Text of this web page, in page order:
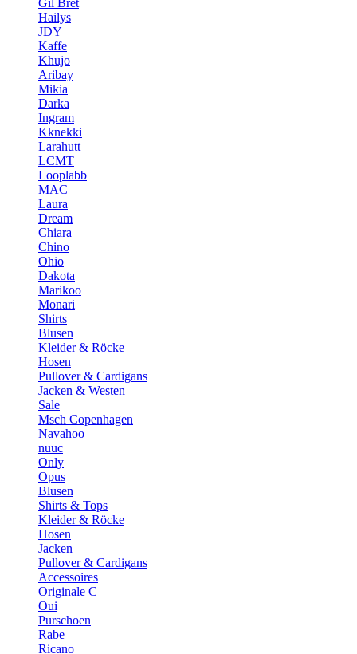
Gil Bret
Hailys
JDY
Kaffe
Khujo
Aribay
Mikia
Darka
Ingram
Kknekki
Larahutt
LCMT
Looplabb
MAC
Laura
Dream
Chiara
Chino
Ohio
Dakota
Marikoo
Monari
Shirts
Blusen
Kleider & Röcke
Hosen
Pullover & Cardigans
Jacken & Westen
Sale
Msch Copenhagen
Navahoo
nuuc
Only
Opus
Blusen
Shirts & Tops
Kleider & Röcke
Hosen
Jacken
Pullover & Cardigans
Accessoires
Originale C
Oui
Purschoen
Rabe
Ricano